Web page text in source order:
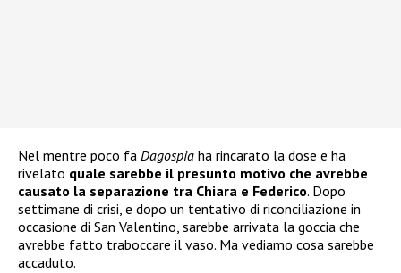
Nel mentre poco fa Dagospia ha rincarato la dose e ha
rivelato quale sarebbe il presunto motivo che avrebbe
causato la separazione tra Chiara e Federico. Dopo
settimane di crisi, e dopo un tentativo di riconciliazione in
occasione di San Valentino, sarebbe arrivata la goccia che
avrebbe fatto traboccare il vaso. Ma vediamo cosa sarebbe
accaduto.